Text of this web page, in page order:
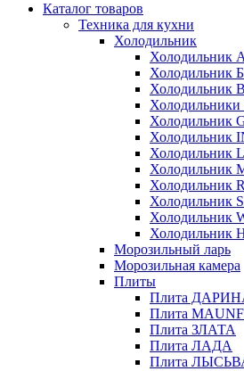
Каталог товаров
Техника для кухни
Холодильник
Холодильник
Холодильники
Холодильник
Холодильник
Холодильник
Холодильник
Холодильник
Холодильник
Холодильник
Холодильник
Морозильный ларь
Морозильная камера
Плиты
Плита
Плита
Плита ЗЛАТА
Плита ЛАДА
Плита